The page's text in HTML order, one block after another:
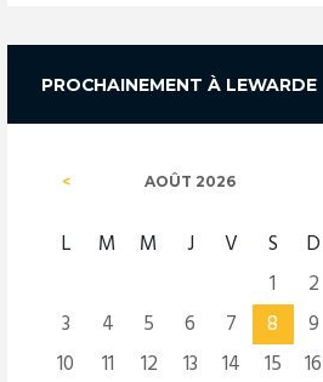
PROCHAINEMENT À LEWARDE
AOÛT 2026
L M M J V S
D
1
2
3
4 5 6 7 8
9
10
11 12 13 14 15
16